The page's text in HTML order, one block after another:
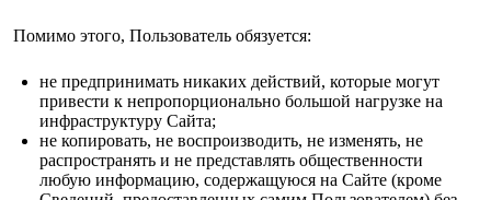
Помимо этого, Пользователь обязуется:
не предпринимать никаких действий, которые могут
привести к непропорционально большой нагрузке на
инфраструктуру Сайта;
не копировать, не воспроизводить, не изменять, не
распространять и не представлять общественности
любую информацию, содержащуюся на Сайте (кроме